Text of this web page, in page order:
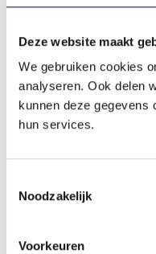
Deze website maakt
We gebruiken cookies
analyseren. Ook delen
kunnen deze gegevens
hun services.
Noodzakelijk
Voorkeuren